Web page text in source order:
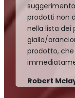
prodotti non
nella lista dei
giallo/
prodotto,
Robert